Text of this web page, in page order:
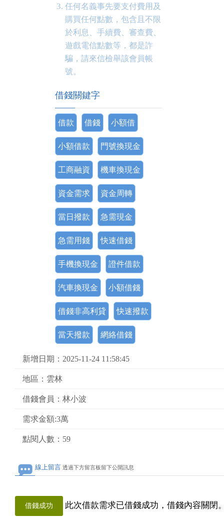
任何名義事先要支付費用及
購買任何點數，包含且不限
於利息、手續費、審查費、
遊戲電信點數等，都是詐
騙，請來信檢舉該會員帳
號。
借錢關鍵字
借款 借錢 小額借
小額借款 門號換現金
工商融資 機車換現金
資金需求 資金周轉
當日撥款 急需現金
急需用錢 快速借錢
手機換現金 證件借款
汽車換現金 小額借錢
借錢非高利貸 快速撥款
當天撥款 網絡借錢
新增日期：2025-11-24 11:58:45
地區：雲林
借錢會員：林小波
需求金額:3萬
點閱人數：59
線上留言 透過下方留言板留下公開訊息
借錢成功 此次借款需求已借錢成功，借錢內容關閉